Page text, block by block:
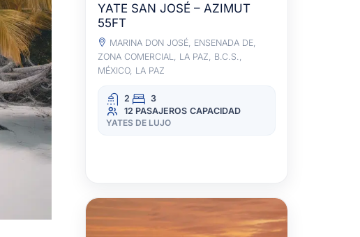
YATE SAN JOSÉ – AZIMUT
55FT
MARINA DON JOSÉ, ENSENADA DE,
ZONA COMERCIAL, LA PAZ, B.C.S.,
MÉXICO, LA PAZ
2
3
12 PASAJEROS CAPACIDAD
YATES DE LUJO